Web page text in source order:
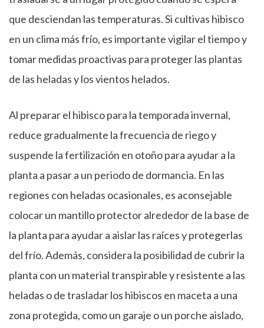
que desciendan las temperaturas. Si cultivas hibisco
en un clima más frío, es importante vigilar el tiempo y
tomar medidas proactivas para proteger las plantas
de las heladas y los vientos helados.
Al preparar el hibisco para la temporada invernal,
reduce gradualmente la frecuencia de riego y
suspende la fertilización en otoño para ayudar a la
planta a pasar a un periodo de dormancia. En las
regiones con heladas ocasionales, es aconsejable
colocar un mantillo protector alrededor de la base de
la planta para ayudar a aislar las raíces y protegerlas
del frío. Además, considera la posibilidad de cubrir la
planta con un material transpirable y resistente a las
heladas o de trasladar los hibiscos en maceta a una
zona protegida, como un garaje o un porche aislado,